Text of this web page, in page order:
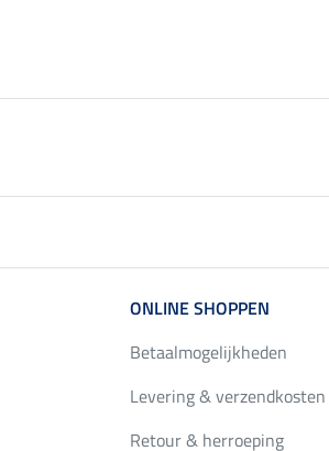
ONLINE SHOPPEN
Betaalmogelijkheden
Levering & verzendkosten
Retour & herroeping